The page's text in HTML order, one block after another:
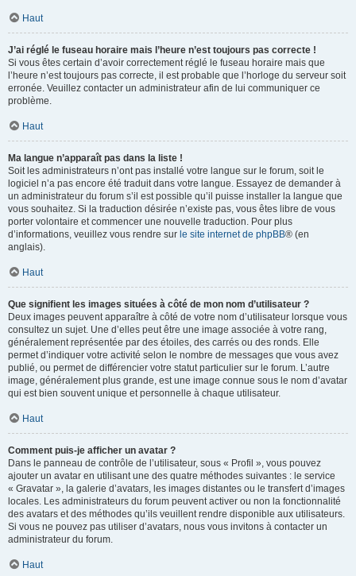
Haut
J’ai réglé le fuseau horaire mais l’heure n’est toujours pas correcte !
Si vous êtes certain d’avoir correctement réglé le fuseau horaire mais que
l’heure n’est toujours pas correcte, il est probable que l’horloge du serveur soit
erronée. Veuillez contacter un administrateur afin de lui communiquer ce
problème.
Haut
Ma langue n’apparaît pas dans la liste !
Soit les administrateurs n’ont pas installé votre langue sur le forum, soit le
logiciel n’a pas encore été traduit dans votre langue. Essayez de demander à
un administrateur du forum s’il est possible qu’il puisse installer la langue que
vous souhaitez. Si la traduction désirée n’existe pas, vous êtes libre de vous
porter volontaire et commencer une nouvelle traduction. Pour plus
d’informations, veuillez vous rendre sur le site internet de phpBB® (en
anglais).
Haut
Que signifient les images situées à côté de mon nom d’utilisateur ?
Deux images peuvent apparaître à côté de votre nom d’utilisateur lorsque vous
consultez un sujet. Une d’elles peut être une image associée à votre rang,
généralement représentée par des étoiles, des carrés ou des ronds. Elle
permet d’indiquer votre activité selon le nombre de messages que vous avez
publié, ou permet de différencier votre statut particulier sur le forum. L’autre
image, généralement plus grande, est une image connue sous le nom d’avatar
qui est bien souvent unique et personnelle à chaque utilisateur.
Haut
Comment puis-je afficher un avatar ?
Dans le panneau de contrôle de l’utilisateur, sous « Profil », vous pouvez
ajouter un avatar en utilisant une des quatre méthodes suivantes : le service
« Gravatar », la galerie d’avatars, les images distantes ou le transfert d’images
locales. Les administrateurs du forum peuvent activer ou non la fonctionnalité
des avatars et des méthodes qu’ils veuillent rendre disponible aux utilisateurs.
Si vous ne pouvez pas utiliser d’avatars, nous vous invitons à contacter un
administrateur du forum.
Haut